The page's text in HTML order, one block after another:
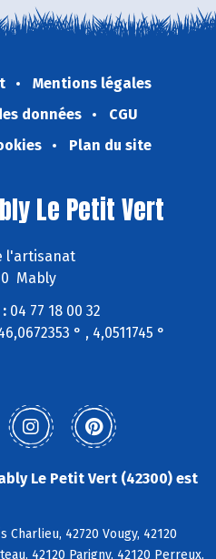
Mentions légales
données
CGU
Plan du site
Le Petit Vert
l'artisanat
Mably
04 77 18 00 32
° , 4,0511745 °
Le Petit Vert (42300) est
Charlieu, 42720 Vougy, 42120
42120 Parigny, 42120 Perreux,